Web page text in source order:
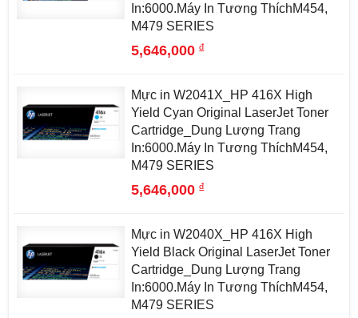
In:6000.Máy In Tương ThíchM454,
M479 SERIES
5,646,000đ
Mực in W2041X_HP 416X High
Yield Cyan Original LaserJet Toner
Cartridge_Dung Lượng Trang
In:6000.Máy In Tương ThíchM454,
M479 SERIES
5,646,000đ
Mực in W2040X_HP 416X High
Yield Black Original LaserJet Toner
Cartridge_Dung Lượng Trang
In:6000.Máy In Tương ThíchM454,
M479 SERIES